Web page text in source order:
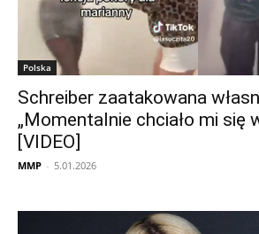
Polska
Schreiber zaatakowana
„Momentalnie chciało mi się
[VIDEO]
MMP - 5.01.2026